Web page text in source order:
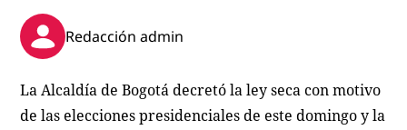
Redacción admin
La Alcaldía de Bogotá decretó la ley seca con motivo
de las elecciones presidenciales de este domingo y la